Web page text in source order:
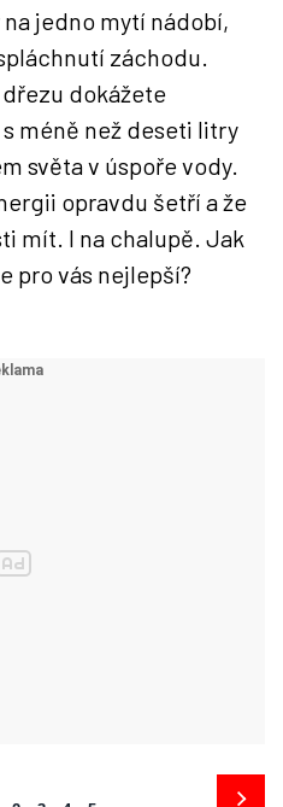
jedno mytí nádobí,
záchodu.
dokážete
méně než deseti litry
světa v úspoře vody.
opravdu šetří a že
mít. I na chalupě. Jak
pro vás nejlepší?